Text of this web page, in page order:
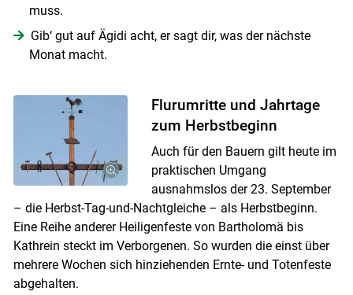
muss.
Gib‘ gut auf Ägidi acht, er sagt dir, was der nächste
Monat macht.
Flurumritte und Jahrtage
zum Herbstbeginn
Auch für den Bauern gilt heute im
praktischen Umgang
ausnahmslos der 23. September
– die Herbst-Tag-und-Nachtgleiche – als Herbstbeginn.
Eine Reihe anderer Heiligenfeste von Bartholomä bis
Kathrein steckt im Verborgenen. So wurden die einst über
mehrere Wochen sich hinziehenden Ernte- und Totenfeste
abgehalten.